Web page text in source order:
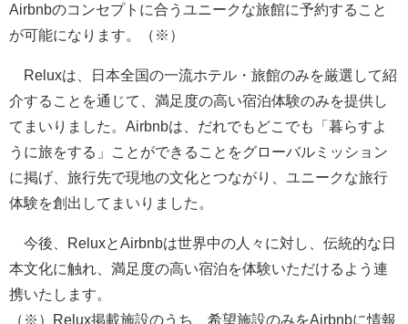
Airbnbのコンセプトに合うユニークな旅館に予約すること
が可能になります。（※）
Reluxは、日本全国の一流ホテル・旅館のみを厳選して紹
介することを通じて、満足度の高い宿泊体験のみを提供し
てまいりました。Airbnbは、だれでもどこでも「暮らすよ
うに旅をする」ことができることをグローバルミッション
に掲げ、旅行先で現地の文化とつながり、ユニークな旅行
体験を創出してまいりました。
今後、ReluxとAirbnbは世界中の人々に対し、伝統的な日
本文化に触れ、満足度の高い宿泊を体験いただけるよう連
携いたします。
（※）Relux掲載施設のうち、希望施設のみをAirbnbに情報